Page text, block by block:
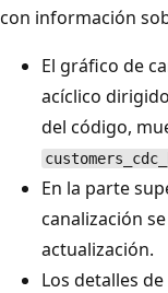
con información
El gráfico de
acíclico
del código,
En la parte
canalización
actualización.
Los detalles